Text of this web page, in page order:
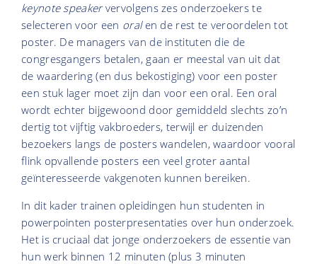
keynote speakervervolgens zes onderzoekers te
selecteren voor een oral en de rest te veroordelen tot
poster. De managers van de instituten die de
congresgangers betalen, gaan er meestal van uit dat
de waardering (en dus bekostiging) voor een poster
een stuk lager moet zijn dan voor een oral. Een oral
wordt echter bijgewoond door gemiddeld slechts zo’n
dertig tot vijftig vakbroeders, terwijl er duizenden
bezoekers langs de posters wandelen, waardoor vooral
flink opvallende posters een veel groter aantal
geïnteresseerde vakgenoten kunnen bereiken.
In dit kader trainen opleidingen hun studenten in
powerpointen posterpresentaties over hun onderzoek.
Het is cruciaal dat jonge onderzoekers de essentie van
hun werk binnen 12 minuten (plus 3 minuten